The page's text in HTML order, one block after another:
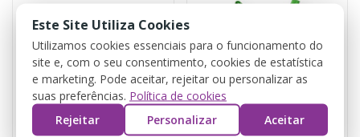
Este Site Utiliza Cookies
Utilizamos cookies essenciais para o funcionamento do
site e, com o seu consentimento, cookies de estatística
e marketing. Pode aceitar, rejeitar ou personalizar as
suas preferências. Política de cookies
Rejeitar
Personalizar Aceitar